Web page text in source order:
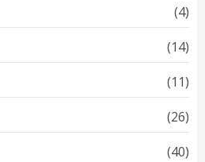
(4)
(14)
(11)
(26)
(40)